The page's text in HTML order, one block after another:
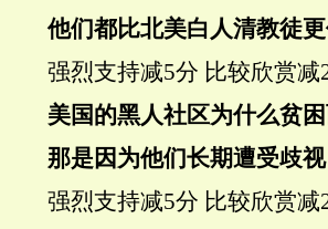
他们都比北美白人清教徒
强烈支持减5分 比较欣赏减
美国的黑人社区为什么贫
那是因为他们长期遭受歧视
强烈支持减5分 比较欣赏减